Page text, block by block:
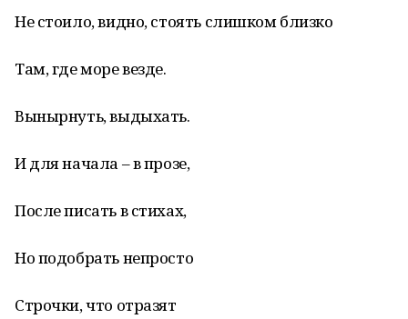
Не стоило, видно, стоять слишком близко
Там, где море везде.
Вынырнуть, выдыхать.
И для начала – в прозе,
После писать в стихах,
Но подобрать непросто
Строчки, что отразят